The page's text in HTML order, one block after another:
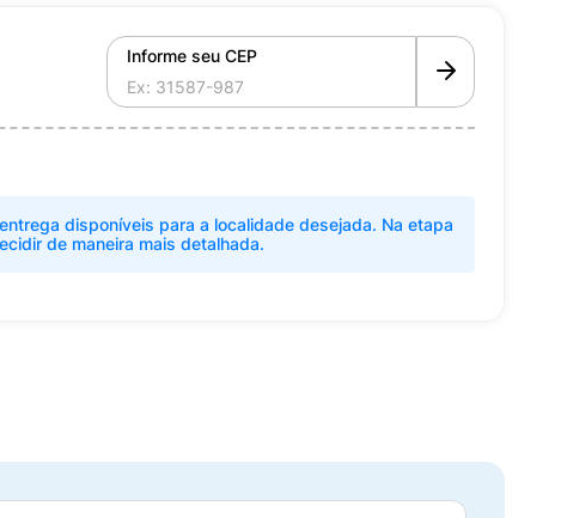
Informe seu CEP
disponíveis para a localidade desejada. Na etapa
de maneira mais detalhada.